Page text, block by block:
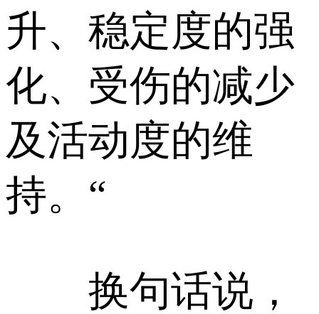
升、稳定度的强
化、受伤的减少
及活动度的维
持。“
换句话说，